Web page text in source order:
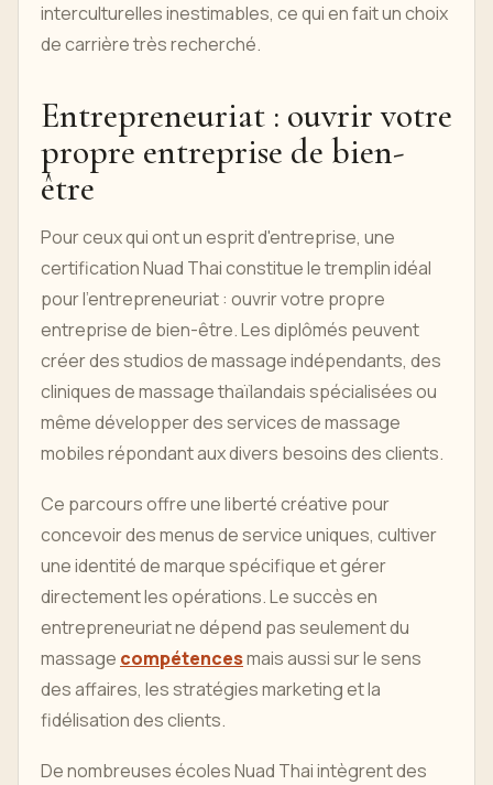
interculturelles inestimables, ce qui en fait un choix
de carrière très recherché.
Entrepreneuriat : ouvrir votre
propre entreprise de bien-
être
Pour ceux qui ont un esprit d'entreprise, une
certification Nuad Thai constitue le tremplin idéal
pour l'entrepreneuriat : ouvrir votre propre
entreprise de bien-être. Les diplômés peuvent
créer des studios de massage indépendants, des
cliniques de massage thaïlandais spécialisées ou
même développer des services de massage
mobiles répondant aux divers besoins des clients.
Ce parcours offre une liberté créative pour
concevoir des menus de service uniques, cultiver
une identité de marque spécifique et gérer
directement les opérations. Le succès en
entrepreneuriat ne dépend pas seulement du
massage compétencesmais aussi sur le sens
des affaires, les stratégies marketing et la
fidélisation des clients.
De nombreuses écoles Nuad Thai intègrent des